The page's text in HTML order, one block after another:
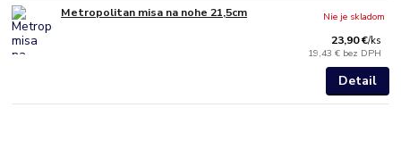
Metropolitan misa na nohe 21,5cm
23,90 €/ks
19,43 € bez DPH
Nie je skladom
Detail